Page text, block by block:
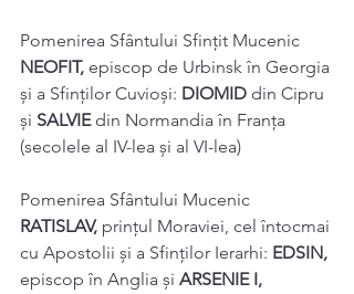
Pomenirea Sfântului Sfințit Mucenic
NEOFIT, episcop de Urbinsk în Georgia
și a Sfinților Cuvioși: DIOMID din Cipru
și SALVIE din Normandia în Franţa
(secolele al IV-lea și al VI-lea)
Pomenirea Sfântului Mucenic
RATISLAV, prinţul Moraviei, cel întocmai
cu Apostolii și a Sfinților Ierarhi: EDSIN,
episcop în Anglia și ARSENIE I,